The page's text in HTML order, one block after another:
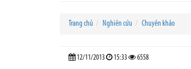
Trang chủ Nghiên cứu Chuyên khảo
12/11/2013 15:33 6558